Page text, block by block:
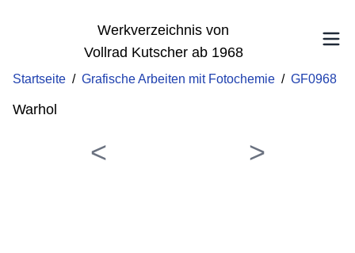
Werkverzeichnis von
Vollrad Kutscher ab 1968
Startseite / Grafische Arbeiten mit Fotochemie / GF0968
Warhol
< >